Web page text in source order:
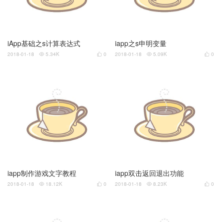
iApp基础之s计算表达式
 0
2018-01-18  5.34K
iapp之s申明变量
 0
2018-01-18  5.09K
iapp制作游戏文字教程
 0
2018-01-18  18.12K
iapp双击返回退出功能
 0
2018-01-18  8.23K